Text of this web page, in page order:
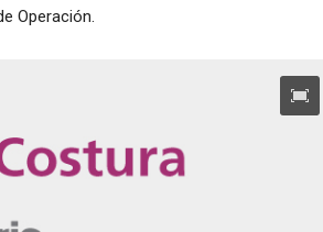
Operación.